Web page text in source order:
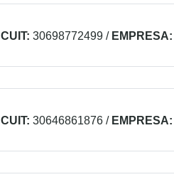
CUIT: 30698772499 / EMPRESA:
CUIT: 30646861876 / EMPRESA: